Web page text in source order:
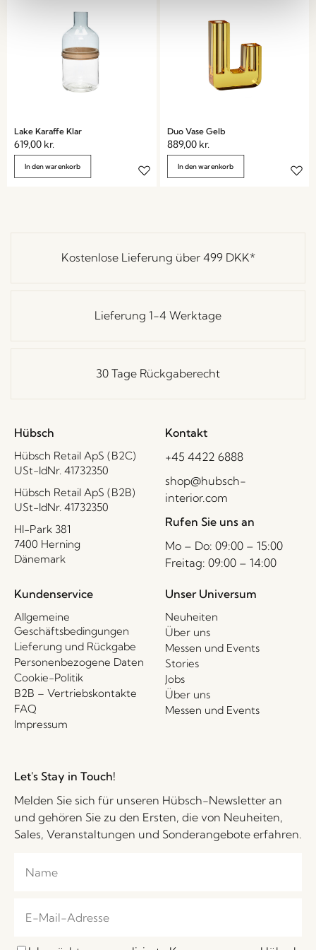
Lake Karaffe Klar
619,00 kr.
In den warenkorb
Duo Vase Gelb
889,00 kr.
In den warenkorb
Kostenlose Lieferung über 499 DKK*
Lieferung 1-4 Werktage
30 Tage Rückgaberecht
Hübsch
Hübsch Retail ApS (B2C)
USt-IdNr. 41732350
Hübsch Retail ApS (B2B)
USt-IdNr. 41732350
HI-Park 381
7400 Herning
Dänemark
Kontakt
+45 4422 6888
shop@hubsch-
interior.com
Rufen Sie uns an
Mo – Do: 09:00 – 15:00
Freitag: 09:00 – 14:00
Kundenservice
Allgemeine
Geschäftsbedingungen
Lieferung und Rückgabe
Personenbezogene Daten
Cookie-Politik
B2B – Vertriebskontakte
FAQ
Impressum
Unser Universum
Neuheiten
Über uns
Messen und Events
Stories
Jobs
Über uns
Messen und Events
Let's Stay in Touch!
Melden Sie sich für unseren Hübsch-Newsletter an
und gehören Sie zu den Ersten, die von Neuheiten,
Sales, Veranstaltungen und Sonderangebote erfahren.